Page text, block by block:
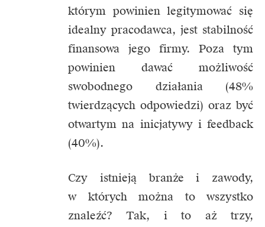
którym powinien legitymować się
idealny pracodawca, jest stabilność
finansowa jego firmy. Poza tym
powinien dawać możliwość
swobodnego działania (48%
twierdzących odpowiedzi) oraz być
otwartym na inicjatywy i feedback
(40%).
Czy istnieją branże i zawody,
w których można to wszystko
znaleźć? Tak, i to aż trzy,